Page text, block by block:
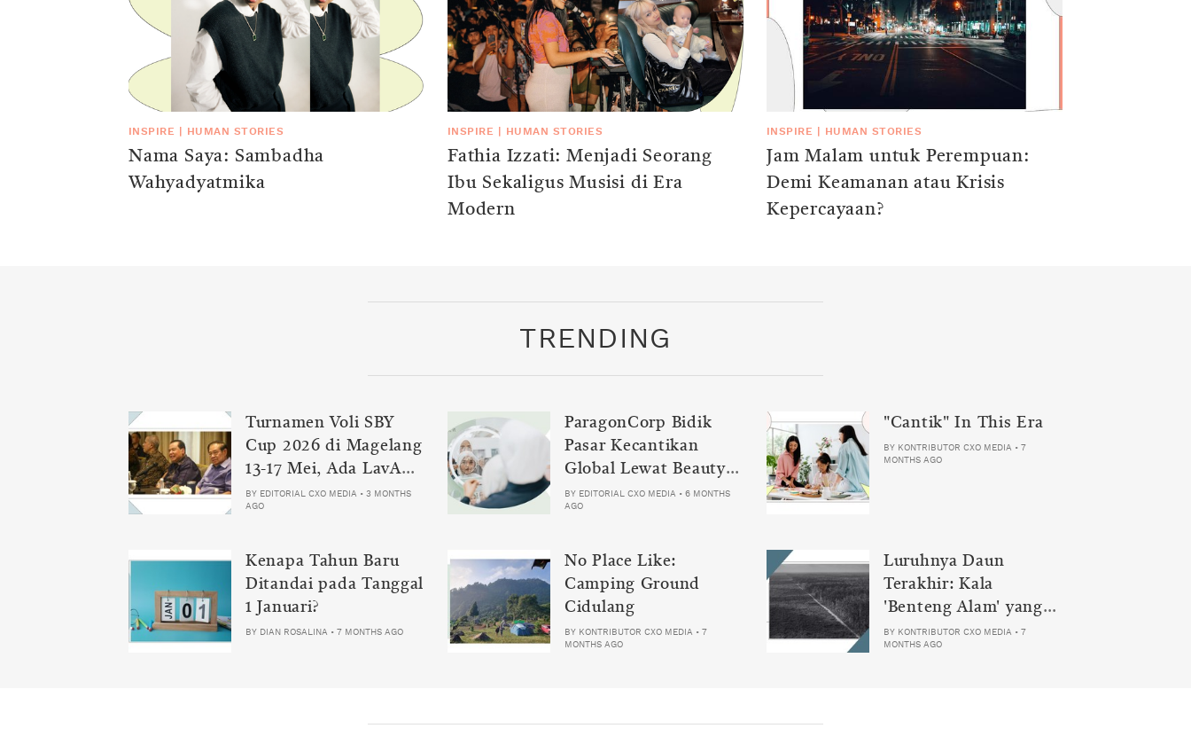
INSPIRE HUMAN STORIES
Nama Saya: Sambadha
Wahyadyatmika
INSPIRE HUMAN STORIES
Fathia Izzati: Menjadi Seorang
Ibu Sekaligus Musisi di Era
Modern
INSPIRE HUMAN STORIES
Jam Malam untuk Perempuan:
Demi Keamanan atau Krisis
Kepercayaan?
TRENDING
Turnamen Voli SBY
Cup 2026 di Magelang
13-17 Mei, Ada LavAni-
Samator
BY EDITORIAL CXO MEDIA • 3 MONTHS
AGO
ParagonCorp Bidik
Pasar Kecantikan
Global Lewat Beauty
Science Tech 2026
BY EDITORIAL CXO MEDIA • 6 MONTHS
AGO
"Cantik" In This Era
BY KONTRIBUTOR CXO MEDIA • 7
MONTHS AGO
Kenapa Tahun Baru
Ditandai pada Tanggal
1 Januari?
BY DIAN ROSALINA • 7 MONTHS AGO
No Place Like:
Camping Ground
Cidulang
BY KONTRIBUTOR CXO MEDIA • 7
MONTHS AGO
Luruhnya Daun
Terakhir: Kala
'Benteng Alam' yang
Tak Lagi Bisa
BY KONTRIBUTOR CXO MEDIA • 7
MONTHS AGO